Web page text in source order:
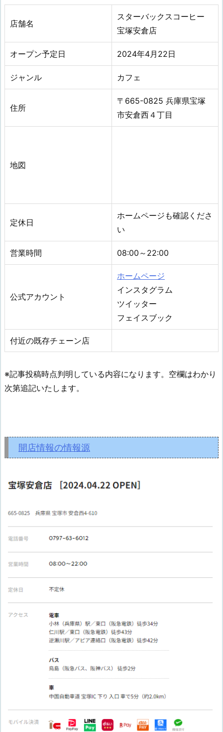
店舗名
スターバックスコーヒー
宝塚安倉店
オープン予定日 2024年4月22日
ジャンル カフェ
住所
〒665-0825 兵庫県宝塚
市安倉西４丁目
地図
定休日
ホームページも確認くださ
い
営業時間 08:00～22:00
公式アカウント
ホームページ
インスタグラム
ツイッター
フェイスブック
付近の既存チェーン店
※記事投稿時点判明している内容になります。空欄はわかり
次第追記いたします。
開店情報の情報源